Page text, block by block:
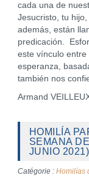
cada una de
Jesucristo, tu
además, están
predicación.
este vínculo
esperanza,
también nos
Armand
HOMILÍA
SEMANA
JUNIO 2021)
Catégorie : Homilías